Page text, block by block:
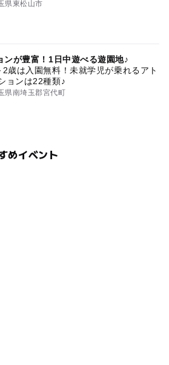
県東松山市
ンが豊富！1日中遊べる遊園地♪
2歳は入園無料！未就学児が乗れるアト
ョンは22種類♪
県南埼玉郡宮代町
めイベント